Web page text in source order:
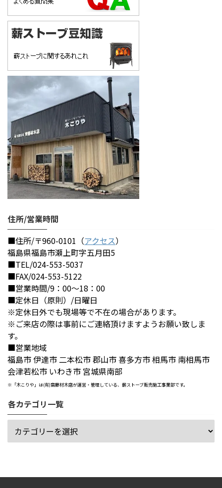
住所/営業時間
■住所/〒960-0101（アクセス）
福島県福島市瀬上町字五月田5
■TEL/024-553-5037
■FAX/024-553-5122
■営業時間/9：00～18：00
■定休日（原則）/日曜日
※定休日外でも現場等で不在の場合があります。
※ご来店の際は事前にご連絡頂けますようお願い致しま
す。
■営業地域
福島市 伊達市 二本松市 郡山市 喜多方市 相馬市 南相馬市
会津若松市 いわき市 宮城県南部
※「木こりや」は(有)齋藤材木店が運営・管理している、薪ストーブ販売施工事業部です。
各カテゴリ一覧